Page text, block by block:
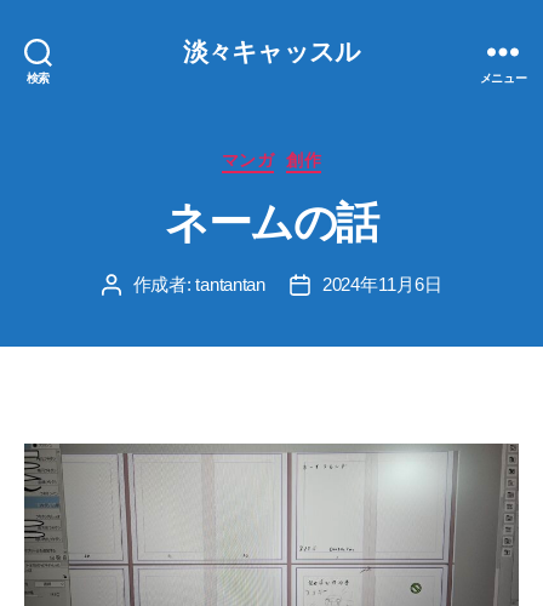
検索
淡々キャッスル
メニュー
カ
ゴ
リ
マンガ 創作
ネームの話
投 作成者:tantantan
投
2024年11月6日